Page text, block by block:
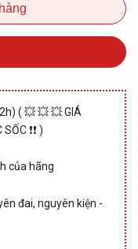
( 💥 💥 💥 GIÁ
❗❗ )
của hãng
đai, nguyên kiện -